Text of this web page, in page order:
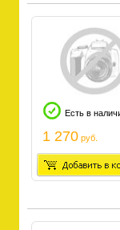
Есть в
1 270 руб.